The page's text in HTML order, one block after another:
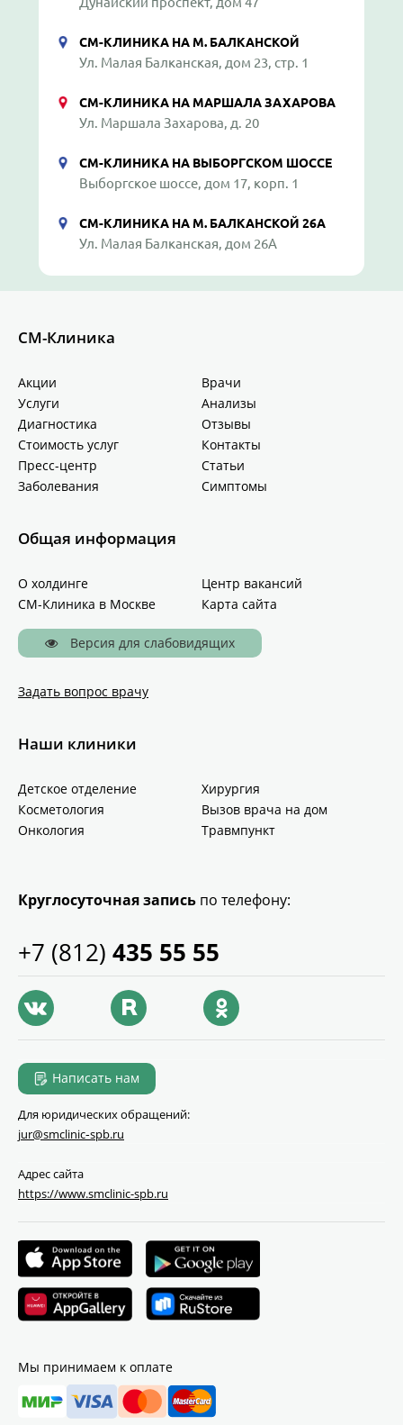
СМ-КЛИНИКА НА М. БАЛКАНСКОЙ
Ул. Малая Балканская, дом 23, стр. 1
СМ-КЛИНИКА НА МАРШАЛА ЗАХАРОВА
Ул. Маршала Захарова, д. 20
СМ-КЛИНИКА НА ВЫБОРГСКОМ ШОССЕ
Выборгское шоссе, дом 17, корп. 1
СМ-КЛИНИКА НА М. БАЛКАНСКОЙ 26А
Ул. Малая Балканская, дом 26А
СМ-Клиника
Акции
Врачи
Услуги
Анализы
Диагностика
Отзывы
Стоимость услуг
Контакты
Пресс-центр
Статьи
Заболевания
Симптомы
Общая информация
О холдинге
Центр вакансий
СМ-Клиника в Москве
Карта сайта
Версия для слабовидящих
Задать вопрос врачу
Наши клиники
Детское отделение
Хирургия
Косметология
Вызов врача на дом
Онкология
Травмпункт
Круглосуточная запись по телефону:
+7 (812) 435 55 55
Написать нам
Для юридических обращений:
jur@smclinic‑spb.ru
Адрес сайта
https://www.smclinic-spb.ru
Мы принимаем к оплате